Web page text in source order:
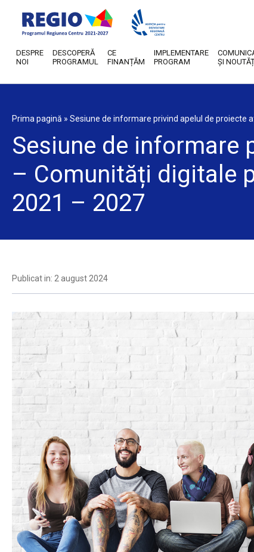
DESPRE
NOI
DESCOPERĂ
PROGRAMUL
CE
FINANȚĂM
IMPLEMENTARE
PROGRAM
ȘI
Prima pagină » Sesiune de informare privind apelul de proiecte
Sesiune de informare
– Comunități digitale
2021 – 2027
Publicat in: 2 august 2024